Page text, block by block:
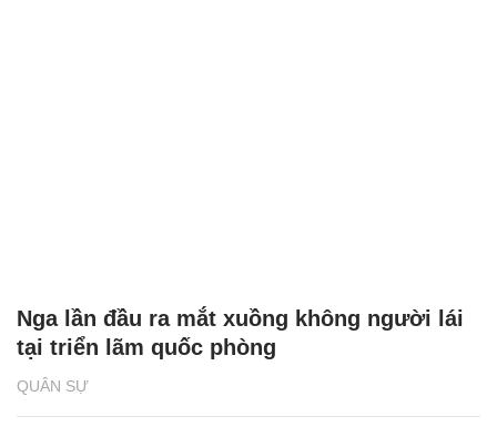
QUÂN SỰ
Nga lần đầu ra mắt xuồng không người lái
tại triển lãm quốc phòng